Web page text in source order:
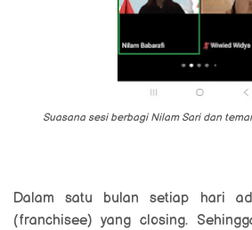
Suasana sesi berbagi Nilam Sari dan
Dalam satu bulan setiap hari
(franchisee) yang closing.